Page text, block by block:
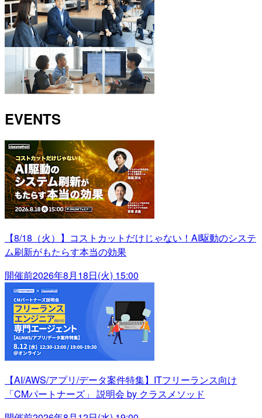
EVENTS
【8/18（火）】コストカットだけじゃない！AI駆動のシステ
ム刷新がもたらす本当の効果
開催前2026年8月18日(火) 15:00
【AI/AWS/アプリ/データ案件特集】ITフリーランス向け
「CMパートナーズ」 説明会 by クラスメソッド